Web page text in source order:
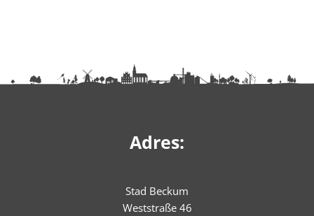
Adres:
Stad Beckum
Weststraße 46